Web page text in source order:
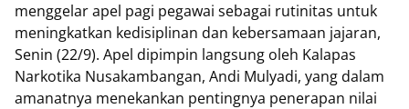
menggelar apel pagi pegawai sebagai rutinitas untuk
meningkatkan kedisiplinan dan kebersamaan jajaran,
Senin (22/9). Apel dipimpin langsung oleh Kalapas
Narkotika Nusakambangan, Andi Mulyadi, yang dalam
amanatnya menekankan pentingnya penerapan nilai